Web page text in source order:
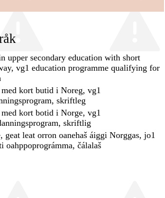
upper secondary education with short
vg1 education programme qualifying for
kort butid i Noreg, vg1
skriftleg
kort botid i Norge, vg1
skriftlig
leat orron oanehaš áiggi Norggas, jo1
oahppoprográmma, čálalaš